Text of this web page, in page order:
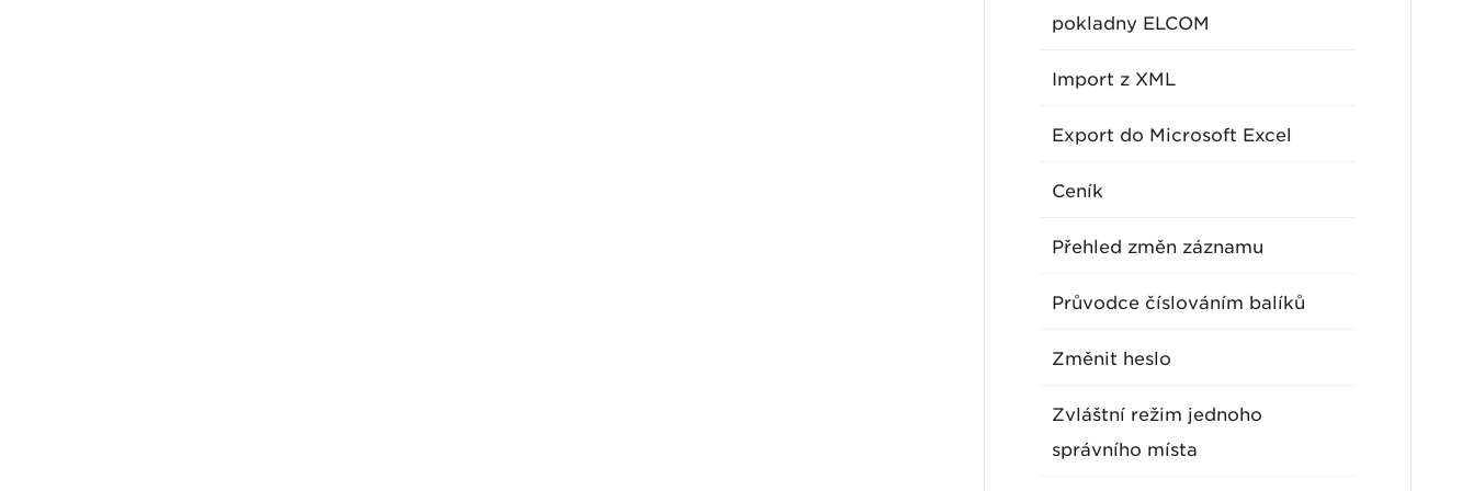
pokladny ELCOM
Import z XML
Export do Microsoft Excel
Ceník
Přehled změn záznamu
Průvodce číslováním balíků
Změnit heslo
Zvláštní režim jednoho
správního místa